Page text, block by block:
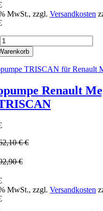
MwSt., zzgl. Versandkosten
Renault
€€
€
MwSt., zzgl. Versandkosten